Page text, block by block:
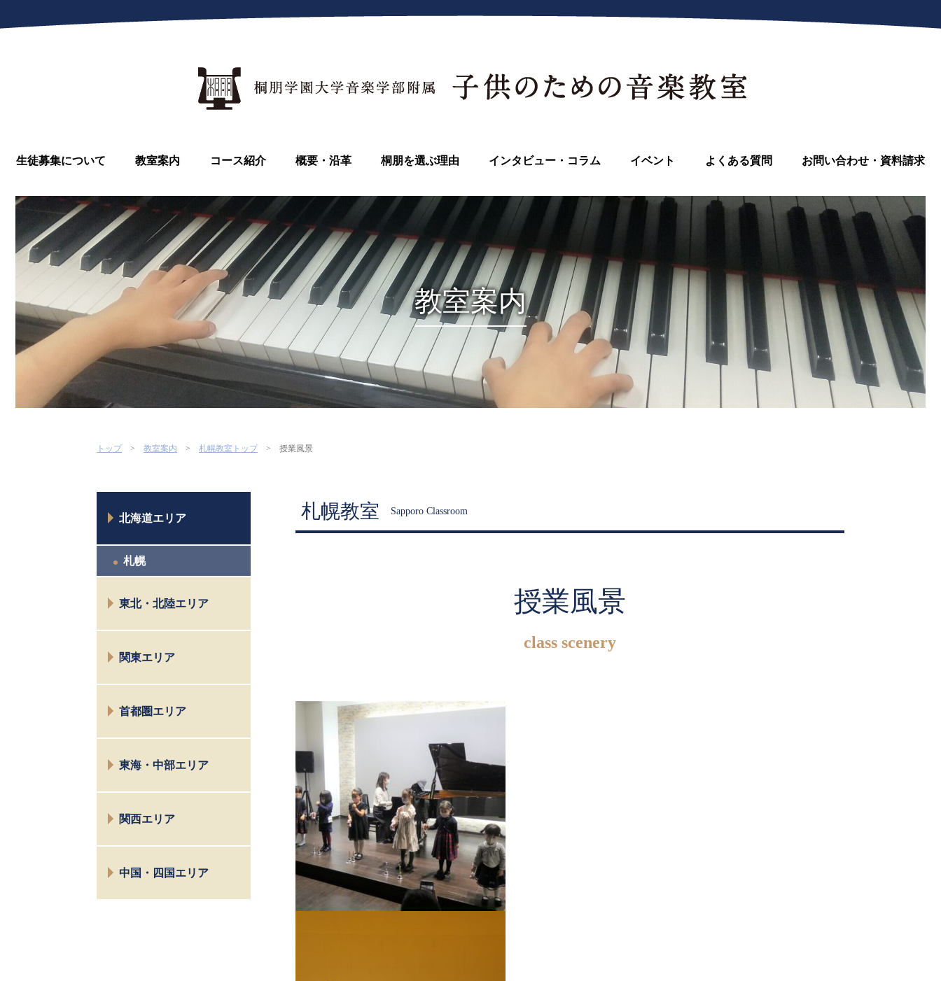
生徒募集について 教室案内 コース紹介 概要・沿革 桐朋を選ぶ理由 インタビュー・コラム イベント よくある質問 お問い合わせ・資料請求
教室案内
トップ 教室案内 札幌教室トップ 授業風景
札幌教室 Sapporo Classroom
授業風景
class scenery
北海道エリア
札幌
東北・北陸エリア
新潟
富山
関東エリア
太田
高崎
首都圏エリア
目黒
小金井
相模原
鎌倉横浜
東海・中部エリア
松本
諏訪
関西エリア
大阪
茨木
中国・四国エリア